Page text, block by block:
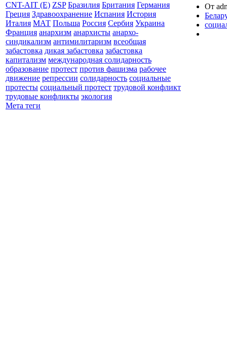
CNT-AIT (E) ZSP Бразилия Британия Германия
Греция Здравоохранение Испания История
Италия МАТ Польша Россия Сербия Украина
Франция анархизм анархисты анархо-
синдикализм антимилитаризм всеобщая
забастовка дикая забастовка забастовка
капитализм международная солидарность
образование протест против фашизма рабочее
движение репрессии солидарность социальные
протесты социальный протест трудовой конфликт
трудовые конфликты экология
Мета теги
От